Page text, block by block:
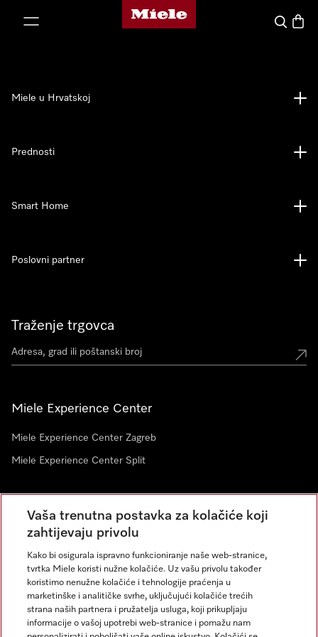
Miele početna stranica
Pretraga
Traženje trgovca
Miele Experience Center
Miele Experience Center Zagreb
Miele Experience Center Split
Newsletter
Miele u Hrvatskoj
Prednosti
Smart Home
Poslovni partner
Vaša trenutna postavka za kolačiće koji
zahtijevaju privolu
Kako bi osigurala ispravno funkcioniranje naše web-stranice,
tvrtka Miele koristi nužne kolačiće. Uz vašu privolu također
koristimo nenužne kolačiće i tehnologije praćenja u
marketinške i analitičke svrhe, uključujući kolačiće trećih
strana naših partnera i pružatelja usluga, koji prikupljaju
informacije o vašoj upotrebi web-stranice i pomažu nam